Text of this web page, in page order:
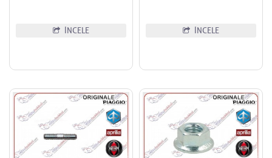
İNCELE İNCELE